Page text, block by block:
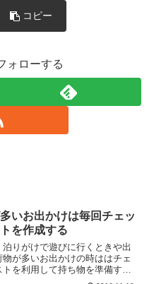
コピー
ォローする
いお出かけは毎回チェッ
を作成する
泊りがけで遊びに行くときや出
物が多いお出かけの時ははチェ
トを利用して持ち物を準備する
ております。チェックリストを